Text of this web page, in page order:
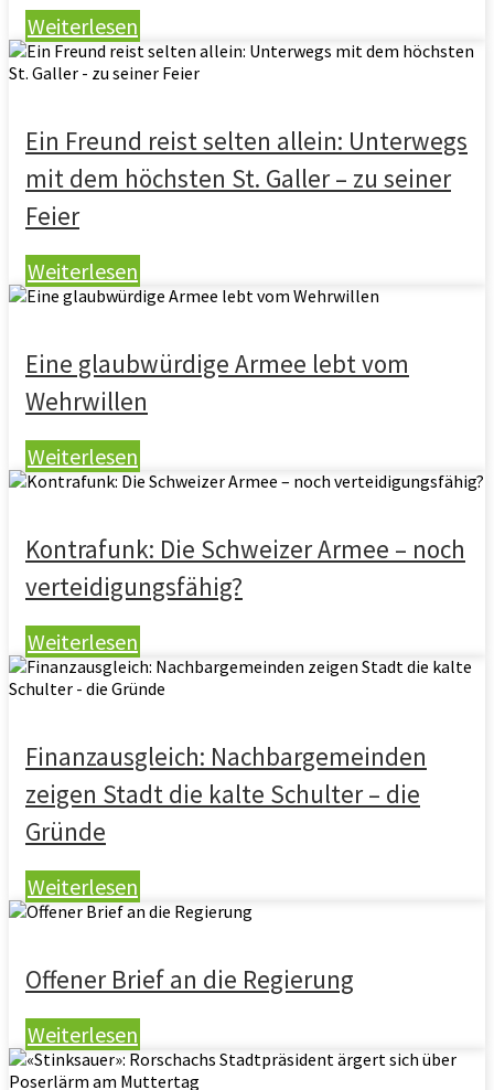
Weiterlesen
Ein Freund reist selten allein: Unterwegs
mit dem höchsten St. Galler – zu seiner
Feier
Weiterlesen
Eine glaubwürdige Armee lebt vom
Wehrwillen
Weiterlesen
Kontrafunk: Die Schweizer Armee – noch
verteidigungsfähig?
Weiterlesen
Finanzausgleich: Nachbargemeinden
zeigen Stadt die kalte Schulter – die
Gründe
Weiterlesen
Offener Brief an die Regierung
Weiterlesen